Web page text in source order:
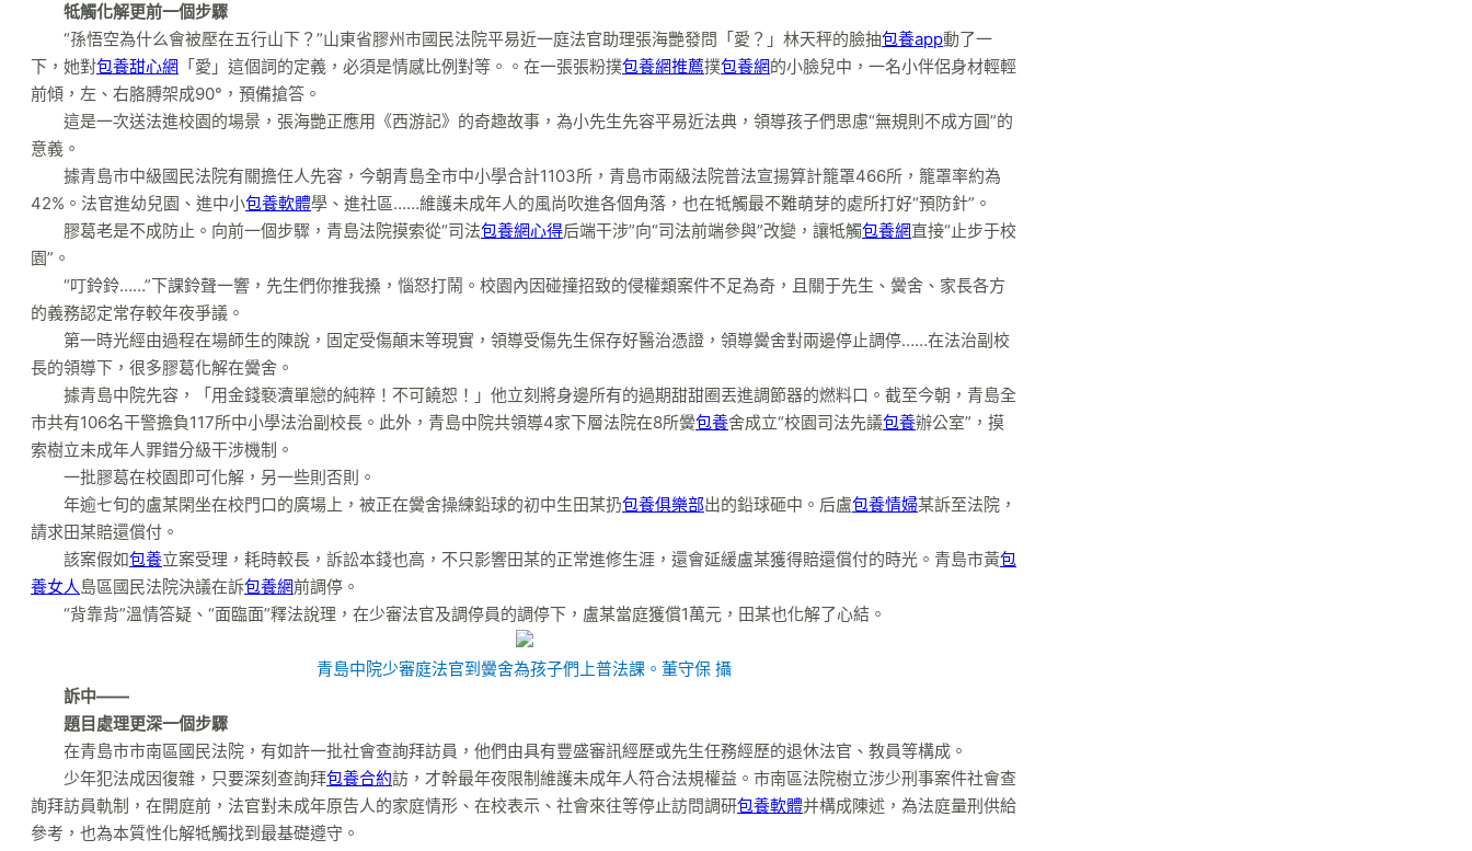
牴觸化解更前一個步驟
“孫悟空為什么會被壓在五行山下？”山東省膠州市國民法院平易近一庭法官助理張海艷發問「愛？」林天秤的臉抽包養app動了一
下，她對包養甜心網 「愛」這個詞的定義，必須是情感比例對等。。在一張張粉撲包養網推薦撲包養網的小臉兒中，一名小伴侶身材輕輕
前傾，左、右胳膊架成90°，預備搶答。
這是一次送法進校園的場景，張海艷正應用《西游記》的奇趣故事，為小先生先容平易近法典，領導孩子們思慮“無規則不成方圓”的
意義。
據青島市中級國民法院有關擔任人先容，今朝青島全市中小學合計1103所，青島市兩級法院普法宣揚算計籠罩466所，籠罩率約為
42%。法官進幼兒園、進中小包養軟體學、進社區……維護未成年人的風尚吹進各個角落，也在牴觸最不難萌芽的處所打好“預防針”。
膠葛老是不成防止。向前一個步驟，青島法院摸索從“司法包養網心得后端干涉”向“司法前端參與”改變，讓牴觸包養網直接“止步于校
園”。
“叮鈴鈴……”下課鈴聲一響，先生們你推我搡，惱怒打鬧。校園內因碰撞招致的侵權類案件不足為奇，且關于先生、黌舍、家長各方
的義務認定常存較年夜爭議。
第一時光經由過程在場師生的陳說，固定受傷顛末等現實，領導受傷先生保存好醫治憑證，領導黌舍對兩邊停止調停……在法治副校
長的領導下，很多膠葛化解在黌舍。
據青島中院先容，「用金錢褻瀆單戀的純粹！不可饒恕！」他立刻將身邊所有的過期甜甜圈丟進調節器的燃料口。截至今朝，青島全
市共有106名干警擔負117所中小學法治副校長。此外，青島中院共領導4家下層法院在8所黌包養舍成立“校園司法先議包養辦公室”，摸
索樹立未成年人罪錯分級干涉機制。
一批膠葛在校園即可化解，另一些則否則。
年逾七旬的盧某閑坐在校門口的廣場上，被正在黌舍操練鉛球的初中生田某扔包養俱樂部出的鉛球砸中。后盧包養情婦某訴至法院，
請求田某賠還償付。
該案假如包養立案受理，耗時較長，訴訟本錢也高，不只影響田某的正常進修生涯，還會延緩盧某獲得賠還償付的時光。青島市黃包
養女人島區國民法院決議在訴包養網前調停。
“背靠背”溫情答疑、“面臨面”釋法說理，在少審法官及調停員的調停下，盧某當庭獲償1萬元，田某也化解了心結。
青島中院少審庭法官到黌舍為孩子們上普法課。董守保 攝
訴中——
題目處理更深一個步驟
在青島市市南區國民法院，有如許一批社會查詢拜訪員，他們由具有豐盛審訊經歷或先生任務經歷的退休法官、教員等構成。
少年犯法成因復雜，只要深刻查詢拜包養合約訪，才幹最年夜限制維護未成年人符合法規權益。市南區法院樹立涉少刑事案件社會查
詢拜訪員軌制，在開庭前，法官對未成年原告人的家庭情形、在校表示、社會來往等停止訪問調研包養軟體并構成陳述，為法庭量刑供給
參考，也為本質性化解牴觸找到最基礎遵守。